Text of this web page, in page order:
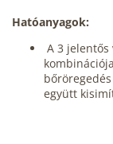
Hatóanyagok:
A 3 jelentős
együtt